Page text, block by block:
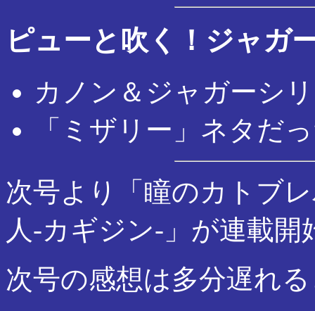
ピューと吹く！ジャガ
カノン＆ジャガーシ
「ミザリー」ネタだ
次号より「瞳のカトブ
人-カギジン-」が連載開
次号の感想は多分遅れ